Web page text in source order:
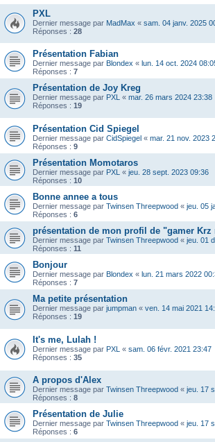
PXL
Dernier message par MadMax « sam. 04 janv. 2025
Réponses : 28
Présentation Fabian
Dernier message par Blondex « lun. 14 oct. 2024
Réponses : 7
Présentation de Joy Kreg
Dernier message par PXL « mar. 26 mars 2024 23:38
Réponses : 19
Présentation Cid Spiegel
Dernier message par CidSpiegel « mar. 21 nov. 2023
Réponses : 9
Présentation Momotaros
Dernier message par PXL « jeu. 28 sept. 2023 09:36
Réponses : 10
Bonne annee a tous
Dernier message par Twinsen Threepwood « jeu. 05
Réponses : 6
présentation de mon profil de "gamer Krz
Dernier message par Twinsen Threepwood « jeu. 01
Réponses : 11
Bonjour
Dernier message par Blondex « lun. 21 mars 2022
Réponses : 7
Ma petite présentation
Dernier message par jumpman « ven. 14 mai 2021
Réponses : 19
It's me, Lulah !
Dernier message par PXL « sam. 06 févr. 2021 23:47
Réponses : 35
A propos d'Alex
Dernier message par Twinsen Threepwood « jeu. 17
Réponses : 8
Présentation de Julie
Dernier message par Twinsen Threepwood « jeu. 17
Réponses : 6